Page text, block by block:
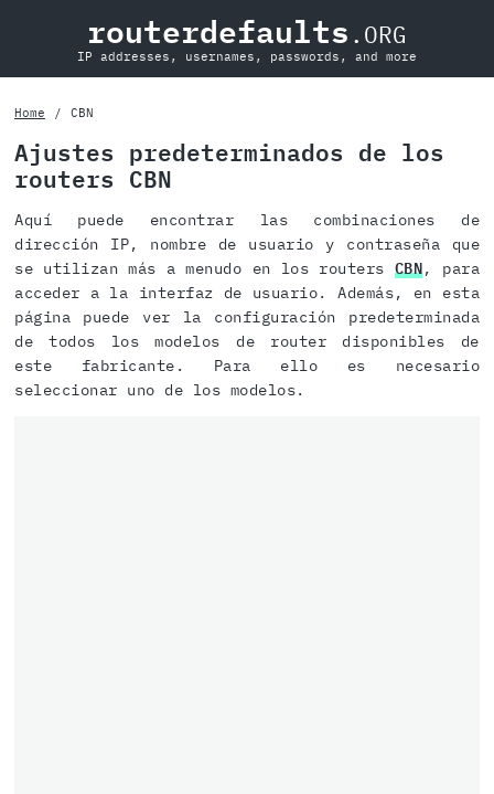
routerdefaults .ORG
IP addresses, usernames, passwords, and more
Home CBN
Ajustes predeterminados de los
routers CBN
Aquí puede encontrar las combinaciones de
dirección IP, nombre de usuario y contraseña que
se utilizan más a menudo en los routers CBN, para
acceder a la interfaz de usuario. Además, en esta
página puede ver la configuración predeterminada
de todos los modelos de router disponibles de
este fabricante. Para ello es necesario
seleccionar uno de los modelos.